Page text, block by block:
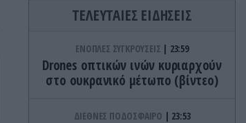
ΤΕΛΕΥΤΑΙΕΣ ΕΙΔΗΣΕΙΣ
ΕΝΟΠΛΕΣ ΣΥΓΚΡΟΥΣΕΙΣ 23:59
Drones οπτικών ινών κυριαρχούν
στο ουκρανικό μέτωπο (βίντεο)
ΔΙΕΘΝΕΣ ΠΟΔΟΣΦΑΙΡΟ 23:53